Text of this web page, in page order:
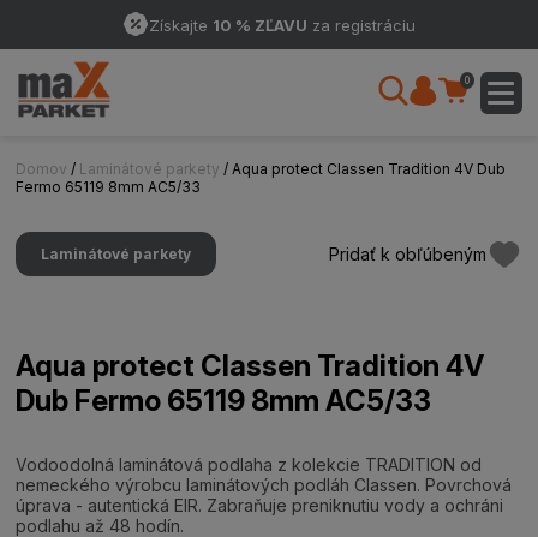
Získajte 10 % ZĽAVU za registráciu
0
Domov / Laminátové parkety / Aqua protect Classen Tradition 4V Dub
Fermo 65119 8mm AC5/33
Laminátové parkety Pridať k obľúbeným
Aqua protect Classen Tradition 4V
Dub Fermo 65119 8mm AC5/33
Vodoodolná laminátová podlaha z kolekcie TRADITION od
nemeckého výrobcu laminátových podláh Classen. Povrchová
úprava - autentická EIR. Zabraňuje preniknutiu vody a ochráni
podlahu až 48 hodín.